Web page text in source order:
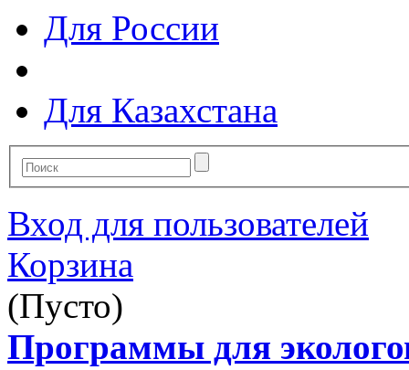
Для России
Для Казахстана
Вход для пользователей
Корзина
(Пусто)
Программы для